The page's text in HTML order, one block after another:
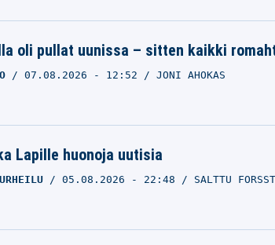
oli pullat uunissa – sitten kaikki
07.08.2026 - 12:52 JONI AHOKAS
Lapille huonoja uutisia
05.08.2026 - 22:48 SALTTU